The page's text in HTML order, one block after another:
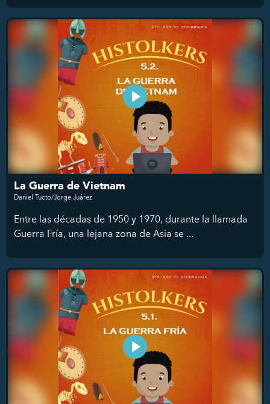
La Guerra de Vietnam
Daniel Tucto/Jorge Juárez
Entre las décadas de 1950 y 1970, durante la llamada
Guerra Fría, una lejana zona de Asia se ...